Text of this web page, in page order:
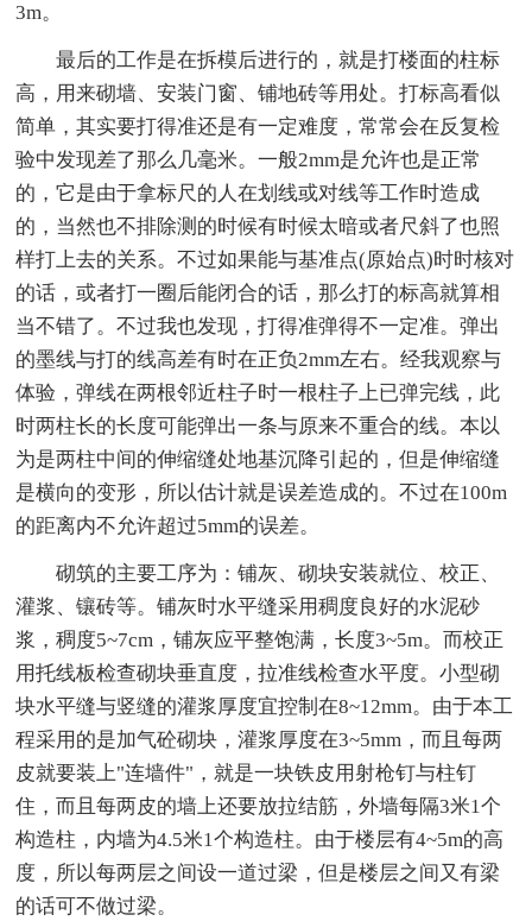
3m。
最后的工作是在拆模后进行的，就是打楼面的柱标
高，用来砌墙、安装门窗、铺地砖等用处。打标高看似
简单，其实要打得准还是有一定难度，常常会在反复检
验中发现差了那么几毫米。一般2mm是允许也是正常
的，它是由于拿标尺的人在划线或对线等工作时造成
的，当然也不排除测的时候有时候太暗或者尺斜了也照
样打上去的关系。不过如果能与基准点(原始点)时时核对
的话，或者打一圈后能闭合的话，那么打的标高就算相
当不错了。不过我也发现，打得准弹得不一定准。弹出
的墨线与打的线高差有时在正负2mm左右。经我观察与
体验，弹线在两根邻近柱子时一根柱子上已弹完线，此
时两柱长的长度可能弹出一条与原来不重合的线。本以
为是两柱中间的伸缩缝处地基沉降引起的，但是伸缩缝
是横向的变形，所以估计就是误差造成的。不过在100m
的距离内不允许超过5mm的误差。
砌筑的主要工序为：铺灰、砌块安装就位、校正、
灌浆、镶砖等。铺灰时水平缝采用稠度良好的水泥砂
浆，稠度5~7cm，铺灰应平整饱满，长度3~5m。而校正
用托线板检查砌块垂直度，拉准线检查水平度。小型砌
块水平缝与竖缝的灌浆厚度宜控制在8~12mm。由于本工
程采用的是加气砼砌块，灌浆厚度在3~5mm，而且每两
皮就要装上"连墙件"，就是一块铁皮用射枪钉与柱钉
住，而且每两皮的墙上还要放拉结筋，外墙每隔3米1个
构造柱，内墙为4.5米1个构造柱。由于楼层有4~5m的高
度，所以每两层之间设一道过梁，但是楼层之间又有梁
的话可不做过梁。